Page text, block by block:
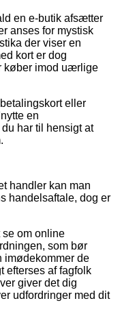
en e-butik afsætter
anses for mystisk
der viser en
kort er dog
køber imod uærlige
eller
en
har til hensigt at
handler kan man
handelsaftale, dog er
om online
som bør
imødekommer de
efterses af fagfolk
giver det dig
udfordringer med dit